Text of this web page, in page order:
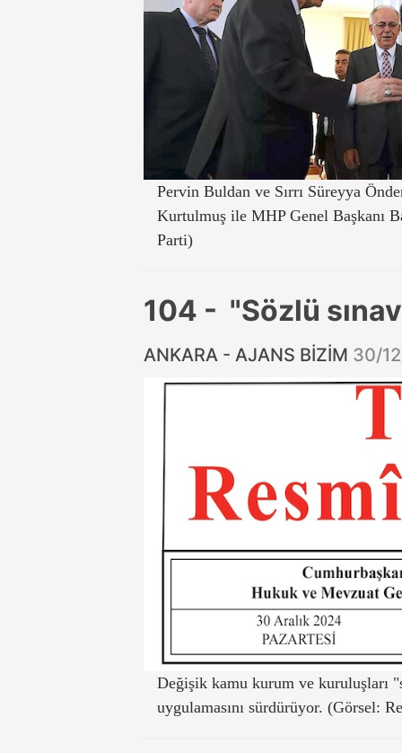
Pervin Buldan ve Sırrı Süreyya
Kurtulmuş ile MHP Genel Başkanı
Parti)
104 - "Sözlü
ANKARA - AJANS BİZİM 30/
Değişik kamu kurum ve kuruluşları
uygulamasını sürdürüyor. (Görsel: